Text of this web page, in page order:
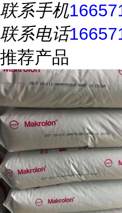
联系手机
联系电话
推荐产品